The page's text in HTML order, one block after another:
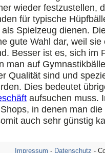
wieder festzustellen,
für typische
Spielzeug dienen.
gute Wahl dar, weil sie
Besser ist es, sich im
man auf
Qualität sind und
Dies bedeutet
aufsuchen muss.
in denen man
auch sehr günstig
Impressum - Datenschutz -